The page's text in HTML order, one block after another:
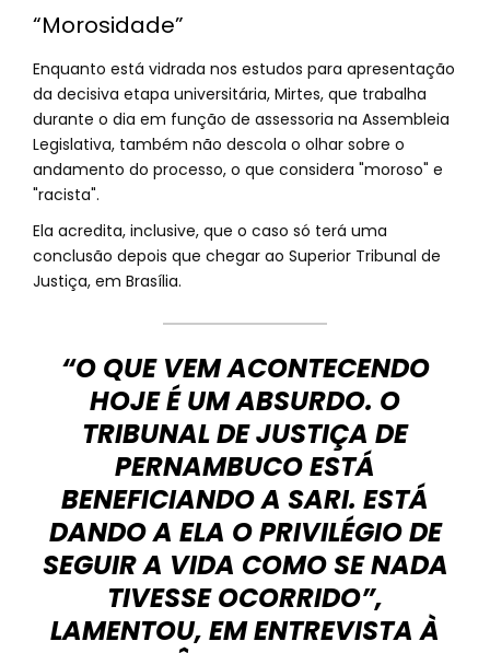
“Morosidade”
Enquanto está vidrada nos estudos para apresentação
da decisiva etapa universitária, Mirtes, que trabalha
durante o dia em função de assessoria na Assembleia
Legislativa, também não descola o olhar sobre o
andamento do processo, o que considera "moroso" e
"racista".
Ela acredita, inclusive, que o caso só terá uma
conclusão depois que chegar ao Superior Tribunal de
Justiça, em Brasília.
“O QUE VEM ACONTECENDO
HOJE É UM ABSURDO. O
TRIBUNAL DE JUSTIÇA DE
PERNAMBUCO ESTÁ
BENEFICIANDO A SARI. ESTÁ
DANDO A ELA O PRIVILÉGIO DE
SEGUIR A VIDA COMO SE NADA
TIVESSE OCORRIDO”,
LAMENTOU, EM ENTREVISTA À